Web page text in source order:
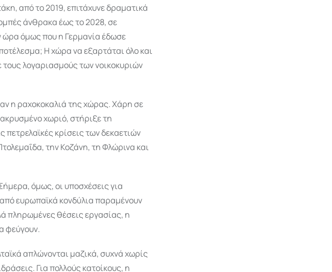
από το 2019, επιτάχυνε δραματικά
άνθρακα έως το 2028, σε
ώρα όμως που η Γερμανία έδωσε
Η χώρα να εξαρτάται όλο και
λογαριασμούς των νοικοκυριών
η ραχοκοκαλιά της χώρας. Χάρη σε
χωριό, στήριξε τη
πετρελαϊκές κρίσεις των δεκαετιών
την Κοζάνη, τη Φλώρινα και
όμως, οι υποσχέσεις για
ευρωπαϊκά κονδύλια παραμένουν
πληρωμένες θέσεις εργασίας, η
φεύγουν.
απλώνονται μαζικά, συχνά χωρίς
Για πολλούς κατοίκους, η